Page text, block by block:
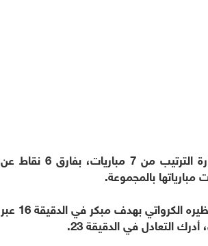
ورفع رفاق القائد لوكا مودريتش رصيدهم إلى 19 نقطة في صدارة الترتيب من 7 مباريات، بفارق 6 نقاط عن
انتهى الشوط الأول بالتعادل بهدف لمثله، إذ باغت الفريق الضيف نظيره الكرواتي بهدف مبكر في الدقيقة 16 عبر
التعادل في الدقيقة 23.